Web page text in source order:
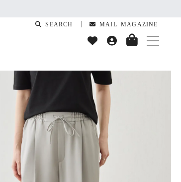
SEARCH MAIL MAGAZINE